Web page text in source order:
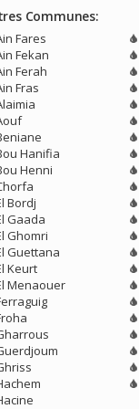
Communes:
Fares
Fekan
Ferah
Fras
Hanifia
Henni
Bordj
Gaada
Ghomri
Guettana
Keurt
Menaouer